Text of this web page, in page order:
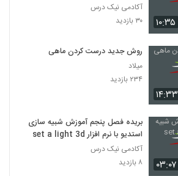
۱۰:۳۵
آکادمی نیک درس
۳۰ بازدید
۱۴:۳۳
روش جدید درست کردن ماهی
میلاد
۲۳۴ بازدید
۰۳:۰۷
بریده فصل پنجم آموزش شبیه سازی
استدیو با نرم افزار set a light 3d
آکادمی نیک درس
۸ بازدید